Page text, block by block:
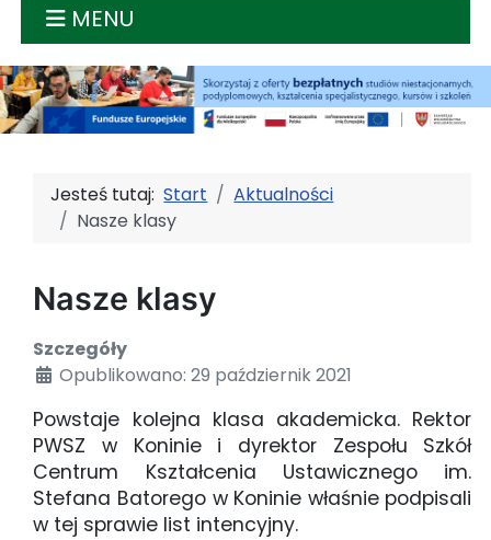
MENU
Jesteś tutaj:Start
Aktualności
Nasze klasy
Nasze klasy
Szczegóły
Opublikowano: 29 październik 2021
Powstaje kolejna klasa akademicka. Rektor
PWSZ w Koninie i dyrektor Zespołu Szkół
Centrum Kształcenia Ustawicznego im.
Stefana Batorego w Koninie właśnie podpisali
w tej sprawie list intencyjny.